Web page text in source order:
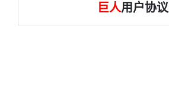
巨人用户协议